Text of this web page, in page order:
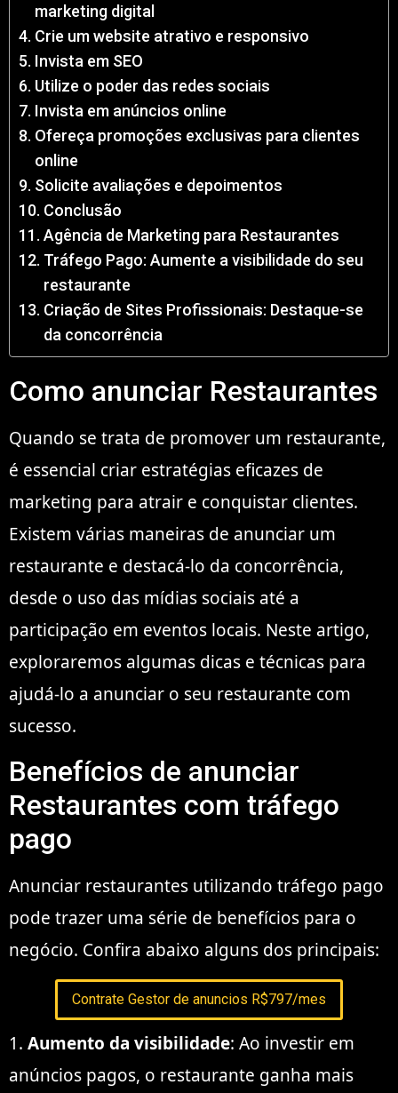
marketing digital
Crie um website atrativo e responsivo
Invista em SEO
Utilize o poder das redes sociais
Invista em anúncios online
Ofereça promoções exclusivas para clientes
online
Solicite avaliações e depoimentos
Conclusão
Agência de Marketing para Restaurantes
Tráfego Pago: Aumente a visibilidade do seu
restaurante
Criação de Sites Profissionais: Destaque-se
da concorrência
Como anunciar Restaurantes
Quando se trata de promover um restaurante,
é essencial criar estratégias eficazes de
marketing para atrair e conquistar clientes.
Existem várias maneiras de anunciar um
restaurante e destacá-lo da concorrência,
desde o uso das mídias sociais até a
participação em eventos locais. Neste artigo,
exploraremos algumas dicas e técnicas para
ajudá-lo a anunciar o seu restaurante com
sucesso.
Benefícios de anunciar
Restaurantes com tráfego
pago
Anunciar restaurantes utilizando tráfego pago
pode trazer uma série de benefícios para o
negócio. Confira abaixo alguns dos principais:
Contrate Gestor de anuncios R$797/mes
1. Aumento da visibilidade: Ao investir em
anúncios pagos, o restaurante ganha mais